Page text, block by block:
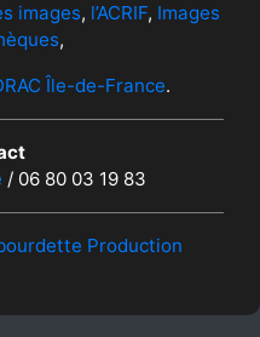
images, l’ACRIF, Images
,
Île-de-France.
/ 06 80 03 19 83
Production